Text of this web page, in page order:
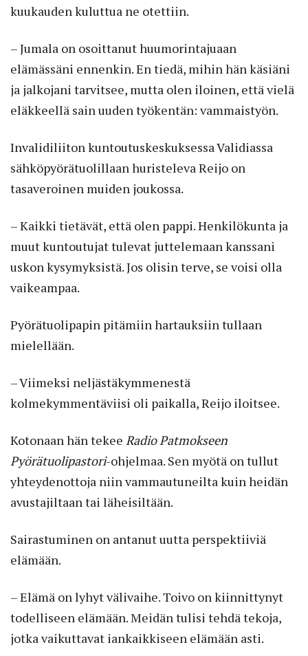
kuukauden kuluttua ne otettiin.
– Jumala on osoittanut huumorintajuaan
elämässäni ennenkin. En tiedä, mihin hän käsiäni
ja jalkojani tarvitsee, mutta olen iloinen, että vielä
eläkkeellä sain uuden työkentän: vammaistyön.
Invalidiliiton kuntoutuskeskuksessa Validiassa
sähköpyörätuolillaan huristeleva Reijo on
tasaveroinen muiden joukossa.
– Kaikki tietävät, että olen pappi. Henkilökunta ja
muut kuntoutujat tulevat juttelemaan kanssani
uskon kysymyksistä. Jos olisin terve, se voisi olla
vaikeampaa.
Pyörätuolipapin pitämiin hartauksiin tullaan
mielellään.
– Viimeksi neljästäkymmenestä
kolmekymmentäviisi oli paikalla, Reijo iloitsee.
Kotonaan hän tekee Radio Patmokseen
Pyörätuolipastori-ohjelmaa. Sen myötä on tullut
yhteydenottoja niin vammautuneilta kuin heidän
avustajiltaan tai läheisiltään.
Sairastuminen on antanut uutta perspektiiviä
elämään.
– Elämä on lyhyt välivaihe. Toivo on kiinnittynyt
todelliseen elämään. Meidän tulisi tehdä tekoja,
jotka vaikuttavat iankaikkiseen elämään asti.